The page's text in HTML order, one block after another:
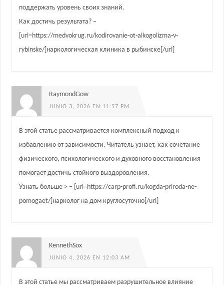
поддержать уровень своих знаний.
Как достичь результата? –
[url=https://medvokrug.ru/kodirovanie-ot-alkogolizma-v-
rybinske/]наркологическая клиника в рыбинске[/url]
RaymondGow
JUNIO 3, 2026 EN 11:57 PM
В этой статье рассматривается комплексный подход к
избавлению от зависимости. Читатель узнает, как сочетание
физического, психологического и духовного восстановления
помогает достичь стойкого выздоровления.
Узнать больше > – [url=https://carp-profi.ru/kogda-priroda-ne-
pomogaet/]нарколог на дом круглосуточно[/url]
KennethSox
JUNIO 4, 2026 EN 12:03 AM
В этой статье мы рассматриваем разрушительное влияние